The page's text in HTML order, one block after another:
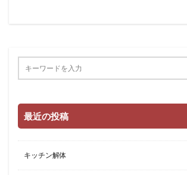
最近の投稿
キッチン解体